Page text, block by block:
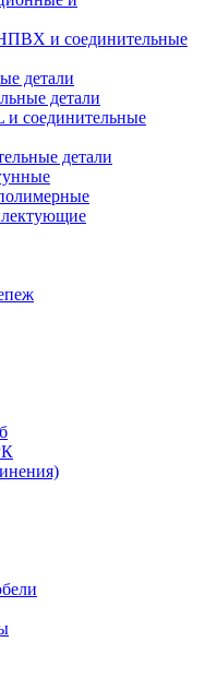
и соединительные
детали
детали
и соединительные
детали